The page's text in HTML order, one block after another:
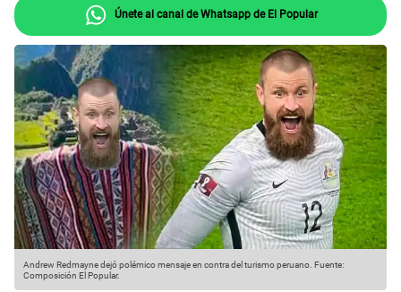
Únete al canal de Whatsapp de El Popular
Andrew Redmayne dejó polémico mensaje en contra del turismo peruano. Fuente:
Composición El Popular.